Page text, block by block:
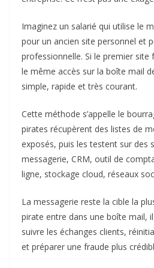
Imaginez un salarié qui utilise le
pour un ancien site personnel et
professionnelle. Si le premier
le même accès sur la boîte mail
simple, rapide et très courant.
Cette méthode s’appelle le
pirates récupèrent des listes de
exposés, puis les testent sur des
messagerie, CRM, outil de
ligne, stockage cloud, réseaux
La messagerie reste la cible la
pirate entre dans une boîte mail,
suivre les échanges clients,
et préparer une fraude plus